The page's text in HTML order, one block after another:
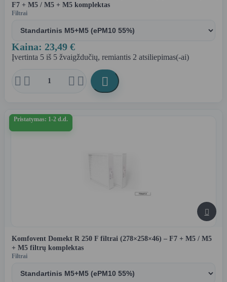
F7 + M5 / M5 + M5 komplektas
Filtrai
Kaina: 23,49 €
Įvertinta 5 iš 5 žvaigždučių, remiantis 2 atsiliepimas(-ai)
    
Pristatymas: 1-2 d.d.

Komfovent Domekt R 250 F filtrai (278×258×46) – F7 + M5 / M5
+ M5 filtrų komplektas
Filtrai